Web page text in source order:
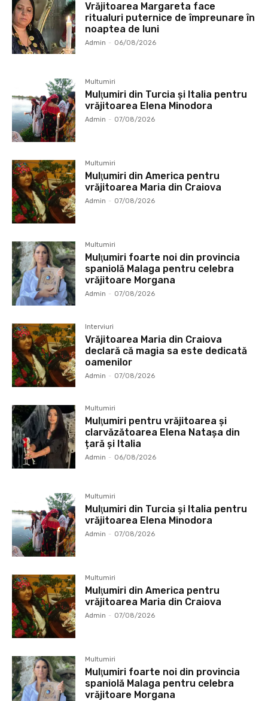
Vrăjitoarea Margareta face
ritualuri puternice de împreunare în
noaptea de luni
Admin - 06/08/2026
Multumiri
Mulţumiri din Turcia și Italia pentru
vrăjitoarea Elena Minodora
Admin - 07/08/2026
Multumiri
Mulţumiri din America pentru
vrăjitoarea Maria din Craiova
Admin - 07/08/2026
Multumiri
Mulţumiri foarte noi din provincia
spaniolă Malaga pentru celebra
vrăjitoare Morgana
Admin - 07/08/2026
Interviuri
Vrăjitoarea Maria din Craiova
declară că magia sa este dedicată
oamenilor
Admin - 07/08/2026
Multumiri
Mulţumiri pentru vrăjitoarea și
clarvăzătoarea Elena Natașa din
țară și Italia
Admin - 06/08/2026
Multumiri
Mulţumiri din Turcia și Italia pentru
vrăjitoarea Elena Minodora
Admin - 07/08/2026
Multumiri
Mulţumiri din America pentru
vrăjitoarea Maria din Craiova
Admin - 07/08/2026
Multumiri
Mulţumiri foarte noi din provincia
spaniolă Malaga pentru celebra
vrăjitoare Morgana